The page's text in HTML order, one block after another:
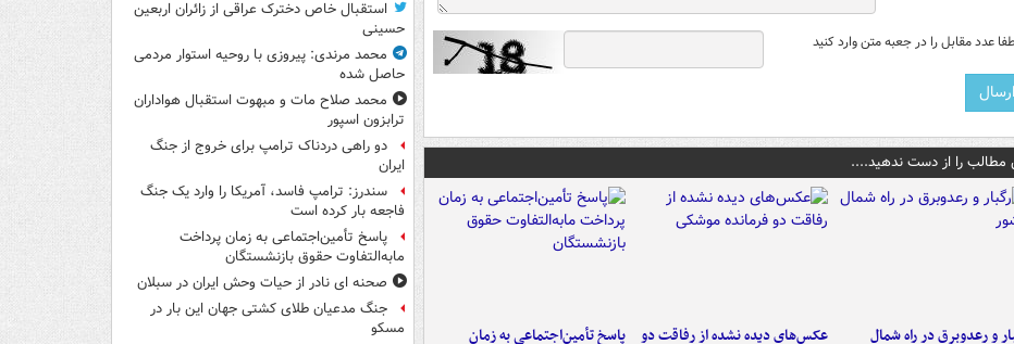
عدد مقابل را در جعبه متن وارد کنید
مطالب را از دست ندهید....
و رعدوبرق در راه شمال
عکس‌های دیده نشده از رفاقت دو
پاسخ تأمین‌اجتماعی به زمان
استقبال خاص دخترک عراقی از زائران اربعین
حسینی
محمد مرندی: پیروزی با روحیه استوار مردمی
حاصل شده
محمد صلاح مات و مبهوت استقبال هواداران
ترابزون اسپور
دو راهی دردناک ترامپ برای خروج از جنگ
ایران
سندرز: ترامپ فاسد، آمریکا را وارد یک جنگ
فاجعه بار کرده است
پاسخ تأمین‌اجتماعی به زمان پرداخت
مابه‌التفاوت حقوق بازنشستگان
صحنه ای نادر از حیات وحش ایران در سبلان
جنگ مدعیان طلای کشتی جهان این بار در
مسکو